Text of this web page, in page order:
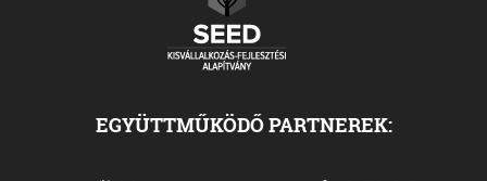
EGYÜTTMŰKÖDŐ PARTNEREK: